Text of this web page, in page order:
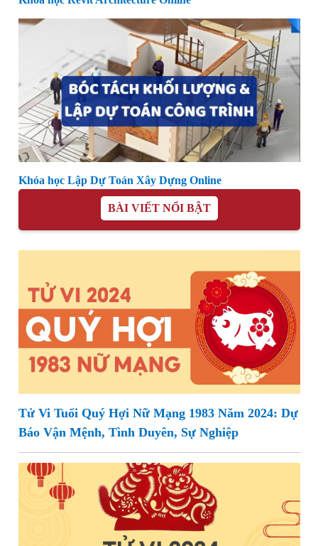
Khóa học Lập Dự Toán Xây Dựng Online
BÀI VIẾT NỔI BẬT
Tử Vi Tuổi Quý Hợi Nữ Mạng 1983 Năm 2024: Dự
Báo Vận Mệnh, Tình Duyên, Sự Nghiệp